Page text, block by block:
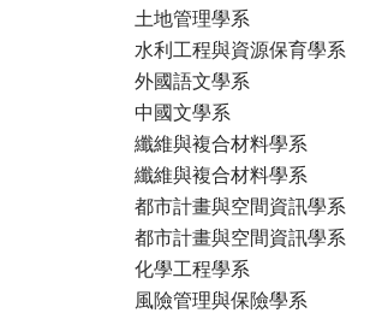
土地管理學系
水利工程與資源保育學系
外國語文學系
中國文學系
纖維與複合材料學系
纖維與複合材料學系
都市計畫與空間資訊學系
都市計畫與空間資訊學系
化學工程學系
風險管理與保險學系